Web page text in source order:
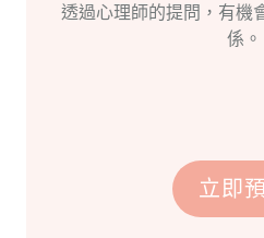
透過心理師的提問，有機
係。
立即